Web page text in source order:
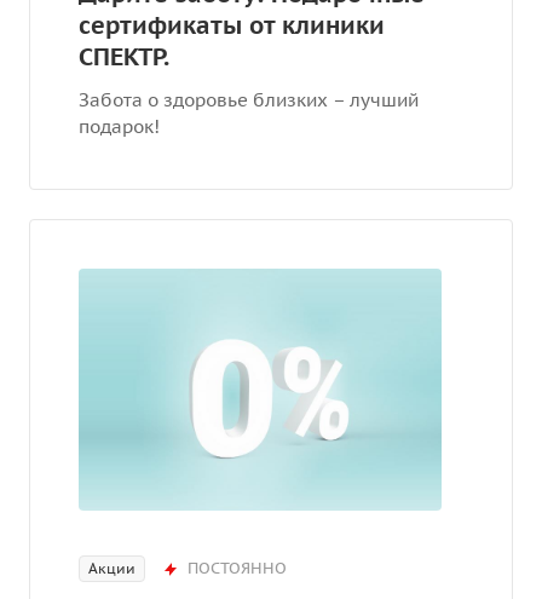
сертификаты от клиники
СПЕКТР.
Забота о здоровье близких – лучший
подарок!
Акции ПОСТОЯННО